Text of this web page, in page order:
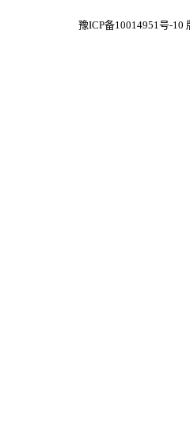
豫ICP备10014951号-10